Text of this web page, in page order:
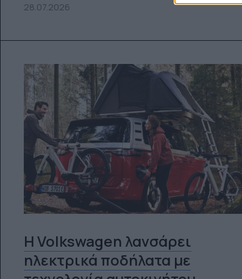
28.07.2026
Η Volkswagen λανσάρει
ηλεκτρικά ποδήλατα με